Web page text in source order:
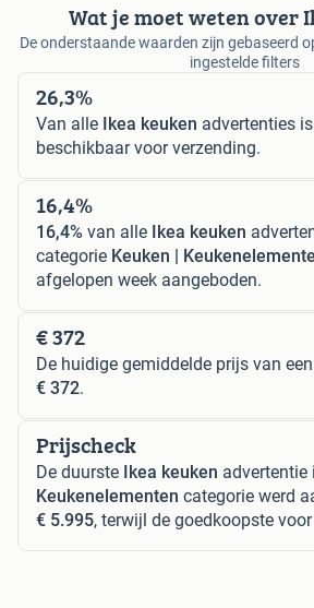
Wat je moet weten over
De onderstaande waarden zijn gebaseerd
ingestelde filters
26,3%
Van alle Ikea keuken advertenties is
beschikbaar voor verzending.
16,4%
16,4% van alle Ikea keuken
categorie Keuken |
afgelopen week aangeboden.
€ 372
De huidige gemiddelde prijs van een
€ 372.
Prijscheck
De duurste Ikea keuken advertentie
Keukenelementen categorie werd
€ 5.995, terwijl de goedkoopste voor